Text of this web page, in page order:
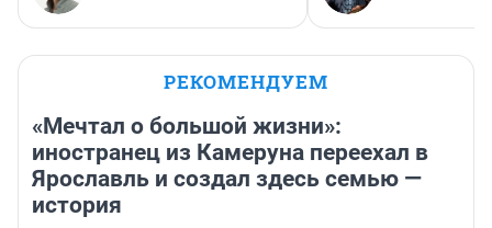
РЕКОМЕНДУЕМ
«Мечтал о большой жизни»:
иностранец из Камеруна переехал в
Ярославль и создал здесь семью —
история